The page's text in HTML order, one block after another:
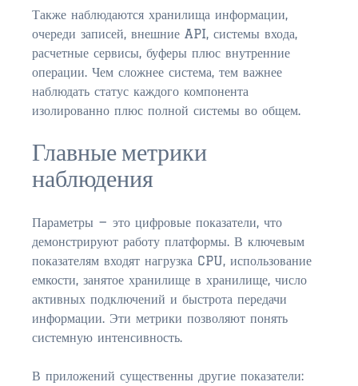
$750,000 – $1,000,000
$1,000,000 -$2,000,000
$2,000,000 and up
FLEMING ISLAND
$150,000 – $350,000
$500,000 – $750,000
$750,000 – $1,000,000
$1,000,000 – $2,000,000
$2,000,000 and up
GREEN COVE SPRINGS
Также наблюдаются хранилища информации,
очереди записей, внешние API, системы входа,
расчетные сервисы, буферы плюс внутренние
операции. Чем сложнее система, тем важнее
наблюдать статус каждого компонента
изолированно плюс полной системы во общем.
Главные метрики
наблюдения
Параметры — это цифровые показатели, что
демонстрируют работу платформы. В ключевым
показателям входят нагрузка CPU, использование
емкости, занятое хранилище в хранилище, число
активных подключений и быстрота передачи
информации. Эти метрики позволяют понять
системную интенсивность.
В приложений существенны другие показатели: